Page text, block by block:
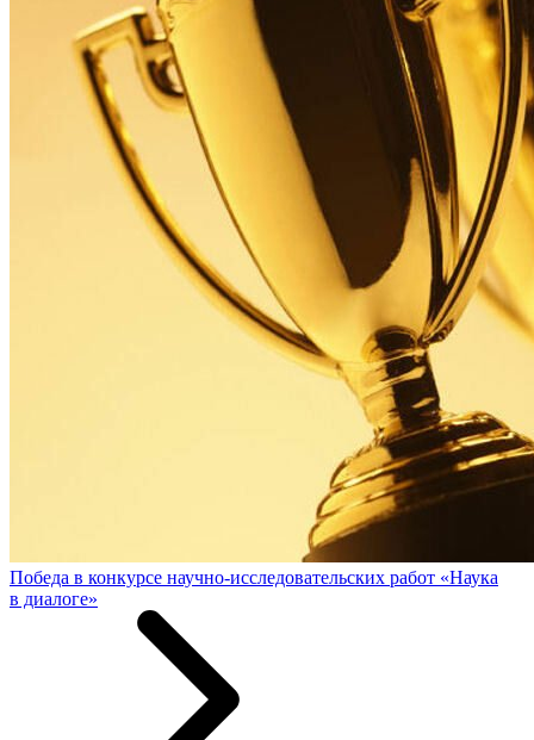
Победа в конкурсе научно-исследовательских работ «Наука
в диалоге»